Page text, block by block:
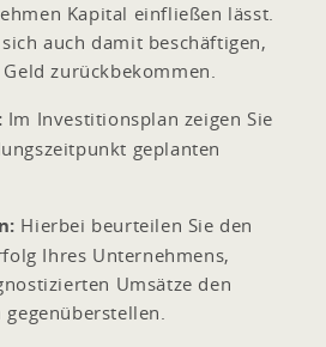
Kapital einfließen lässt.
auch damit beschäftigen,
zurückbekommen.
Im Investitionsplan zeigen Sie
geplanten
Hierbei beurteilen Sie den
Ihres Unternehmens,
Umsätze den